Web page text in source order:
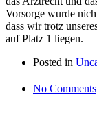
Vorsorge wurde
dass wir trotz
auf Platz 1 liegen.
Posted in
No Comments